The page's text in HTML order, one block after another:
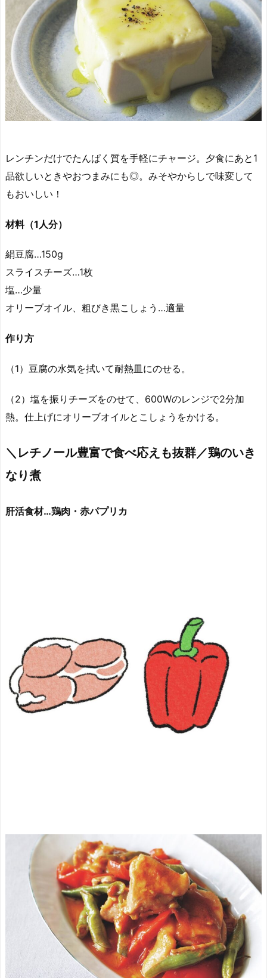
レンチンだけでたんぱく質を手軽にチャージ。夕食にあと1
品欲しいときやおつまみにも◎。みそやからしで味変して
もおいしい！
材料（1人分）
絹豆腐…150g
スライスチーズ…1枚
塩…少量
オリーブオイル、粗びき黒こしょう…適量
作り方
（1）豆腐の水気を拭いて耐熱皿にのせる。
（2）塩を振りチーズをのせて、600Wのレンジで2分加
熱。仕上げにオリーブオイルとこしょうをかける。
＼レチノール豊富で食べ応えも抜群／鶏のいき
なり煮
肝活食材…鶏肉・赤パプリカ